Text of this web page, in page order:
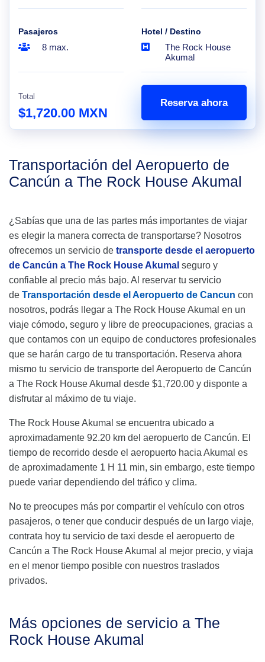
Pasajeros
8 max.
Hotel / Destino
The Rock House
Akumal
Total
$1,720.00 MXN
Reserva ahora
Transportación del Aeropuerto de
Cancún a The Rock House Akumal
¿Sabías que una de las partes más importantes de viajar
es elegir la manera correcta de transportarse? Nosotros
ofrecemos un servicio de transporte desde el aeropuerto
de Cancún a The Rock House Akumal seguro y
confiable al precio más bajo. Al reservar tu servicio
de Transportación desde el Aeropuerto de Cancun con
nosotros, podrás llegar a The Rock House Akumal en un
viaje cómodo, seguro y libre de preocupaciones, gracias a
que contamos con un equipo de conductores profesionales
que se harán cargo de tu transportación. Reserva ahora
mismo tu servicio de transporte del Aeropuerto de Cancún
a The Rock House Akumal desde $1,720.00 y disponte a
disfrutar al máximo de tu viaje.
The Rock House Akumal se encuentra ubicado a
aproximadamente 92.20 km del aeropuerto de Cancún. El
tiempo de recorrido desde el aeropuerto hacia Akumal es
de aproximadamente 1 H 11 min, sin embargo, este tiempo
puede variar dependiendo del tráfico y clima.
No te preocupes más por compartir el vehículo con otros
pasajeros, o tener que conducir después de un largo viaje,
contrata hoy tu servicio de taxi desde el aeropuerto de
Cancún a The Rock House Akumal al mejor precio, y viaja
en el menor tiempo posible con nuestros traslados
privados.
Más opciones de servicio a The
Rock House Akumal